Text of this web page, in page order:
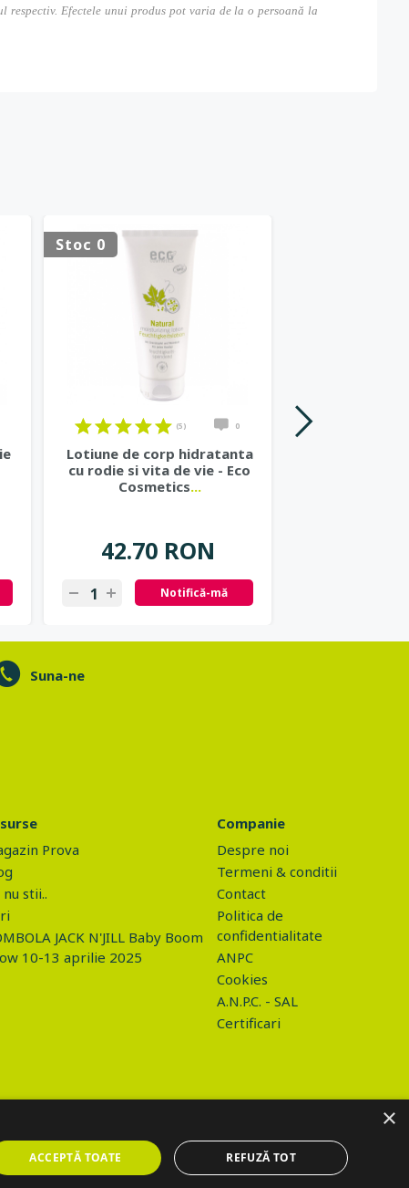
Efectele unui produs pot varia de la o persoană la
Stoc 0
(5) 0
Lotiune de corp hidratanta
cu rodie si vita de vie - Eco
Cosmetics...
42.70 RON
Notifică-mă
Suna-ne
Prova
nu stii..
JACK N'JILL Baby Boom
10-13 aprilie 2025
Companie
Despre noi
Termeni & conditii
Contact
Politica de
confidentialitate
ANPC
Cookies
A.N.P.C. - SAL
Certificari
data: values, success: function(html) { if (html ==
×
ACCEPTĂ TOATE REFUZĂ TOT